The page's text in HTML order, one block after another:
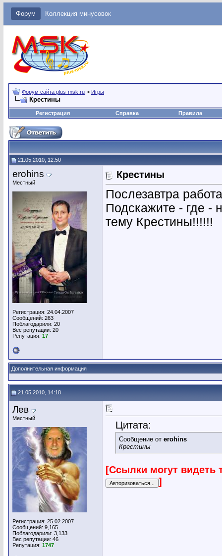
Форум Коллекция минусовок
Форум сайта plus-msk.ru > Игры
Крестины
Регистрация Справка Правила
21.05.2010, 12:50
erohins
Местный
Регистрация: 24.04.2007
Сообщений: 263
Поблагодарили: 20
Вес репутации: 20
Репутация: 17
Крестины
Послезавтра
Подскажите - где -
тему Крестины!!!!!!
Дополнительная информация
21.05.2010, 14:18
Лев
Местный
Регистрация: 25.02.2007
Сообщений: 9,165
Поблагодарили: 3,133
Вес репутации: 46
Репутация: 1747
Цитата:
Сообщение от erohins
Крестины
[Ссылки могут видеть
]